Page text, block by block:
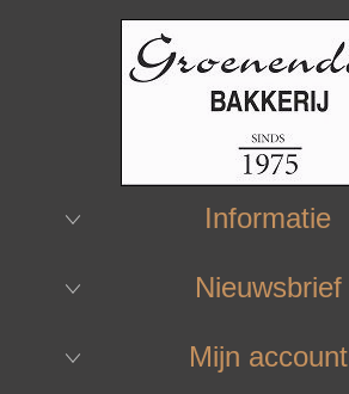
Informatie
Nieuwsbrief
Mijn account